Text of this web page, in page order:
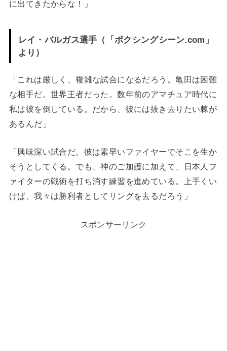
に出てきたからな！」
レイ・バルガス選手（「ボクシングシーン.com」
より）
「これは厳しく、複雑な試合になるだろう。亀田は困難
な相手だ。世界王者だった。数年前のアマチュア時代に
私は彼を倒している。だから、彼には抜き去りたい棘が
あるんだ」
「興味深い試合だ。彼は素早いファイヤーでそこを生か
そうとしてくる。でも、神のご加護に加えて、日本人フ
ァイターの戦術を打ち消す練習を進めている。上手くい
けば、我々は勝利者としてリングを去るだろう」
スポンサーリンク